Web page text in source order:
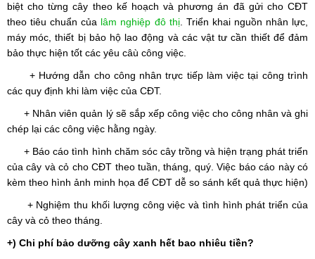
biệt cho từng cây theo kế hoạch và phương án đã gửi cho CĐT
theo tiêu chuẩn của lâm nghiệp đô thị. Triển khai nguồn nhân lực,
máy móc, thiết bị bảo hộ lao động và các vật tư cần thiết để đảm
bảo thực hiện tốt các yêu câù công việc.
+ Hướng dẫn cho công nhân trực tiếp làm việc tại công trình
các quy định khi làm việc của CĐT.
+ Nhân viên quản lý sẽ sắp xếp công việc cho công nhân và ghi
chép lại các công việc hằng ngày.
+ Báo cáo tình hình chăm sóc cây trồng và hiện trạng phát triển
của cây và cỏ cho CĐT theo tuần, tháng, quý. Việc báo cáo này có
kèm theo hình ảnh minh họa để CĐT dễ so sánh kết quả thực hiện)
+ Nghiệm thu khối lượng công việc và tình hình phát triển của
cây và cỏ theo tháng.
+) Chi phí bảo dưỡng cây xanh hết bao nhiêu tiền?